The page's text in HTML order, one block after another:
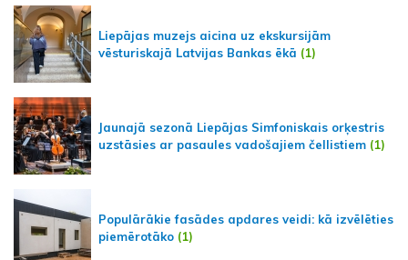
Liepājas muzejs aicina uz ekskursijām
vēsturiskajā Latvijas Bankas ēkā (1)
Jaunajā sezonā Liepājas Simfoniskais orķestris
uzstāsies ar pasaules vadošajiem čellistiem (1)
Populārākie fasādes apdares veidi: kā izvēlēties
piemērotāko (1)